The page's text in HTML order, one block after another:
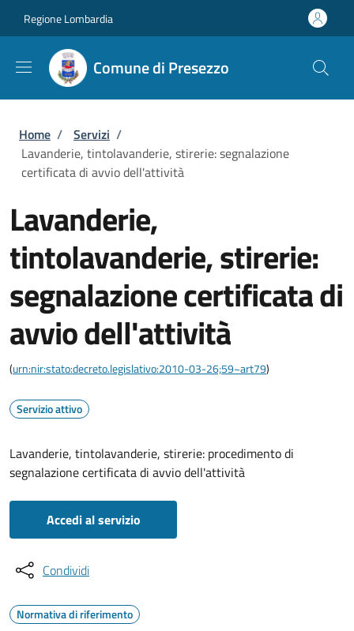
Regione Lombardia
Comune di Presezzo
Briciole di pane
Home / Servizi /
Lavanderie, tintolavanderie, stirerie: segnalazione
certificata di avvio dell'attività
Lavanderie,
tintolavanderie, stirerie:
segnalazione certificata di
avvio dell'attività
(urn:nir:stato:decreto.legislativo:2010-03-26;59~art79)
Servizio attivo
Lavanderie, tintolavanderie, stirerie: procedimento di
segnalazione certificata di avvio dell'attività
Accedi al servizio
Condividi
Normativa di riferimento